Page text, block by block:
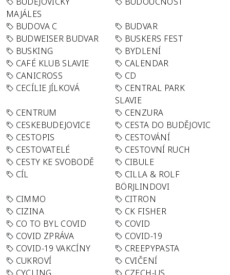
MAJÁLES
BUDOVA C
BUDVAR
BUDWEISER BUDVAR
BUSKERS FEST
BUSKING
BYDLENÍ
CAFÉ KLUB SLAVIE
CALENDAR
CANICROSS
CD
CECÍLIE JÍLKOVÁ
CENTRAL PARK
SLAVIE
CENTRUM
CENZURA
CESKEBUDEJOVICE
CESTA DO BUDĚJOVIC
CESTOPIS
CESTOVÁNÍ
CESTOVATELÉ
CESTOVNÍ RUCH
CESTY KE SVOBODĚ
CIBULE
CÍL
CILLA & ROLF
BÖRJLINDOVI
CIMMO
CITRON
CIZINA
CK FISHER
CO TO BYL COVID
COVID
COVID ZPRÁVA
COVID-19
COVID-19 VAKCÍNY
CREEPYPASTA
CUKROVÍ
CVIČENÍ